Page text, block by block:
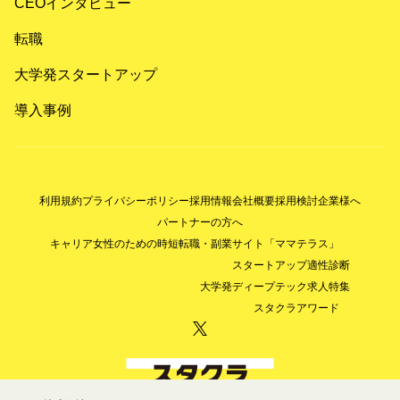
転職
大学発スタートアップ
導入事例
利用規約プライバシーポリシー採用情報会社概要採用検討企業様へ
パートナーの方へ
キャリア女性のための時短転職・副業サイト「ママテラス」
スタートアップ適性診断
大学発ディープテック求人特集
スタクラアワード